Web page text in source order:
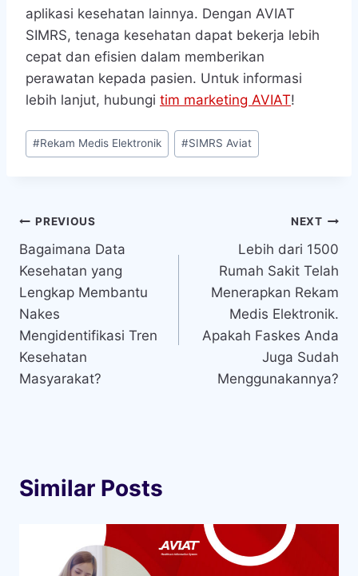
aplikasi kesehatan lainnya. Dengan AVIAT
SIMRS, tenaga kesehatan dapat bekerja lebih
cepat dan efisien dalam memberikan
perawatan kepada pasien. Untuk informasi
lebih lanjut, hubungi tim marketing AVIAT!
Post
Tags:
#Rekam Medis Elektronik #SIMRS Aviat
Navigasi
pos
PREVIOUS
Bagaimana Data
Kesehatan yang
Lengkap Membantu
Nakes
Mengidentifikasi Tren
Kesehatan
Masyarakat?
NEXT
Lebih dari 1500
Rumah Sakit Telah
Menerapkan Rekam
Medis Elektronik.
Apakah Faskes Anda
Juga Sudah
Menggunakannya?
Similar Posts